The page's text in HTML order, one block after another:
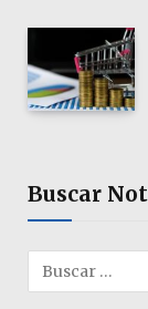
Buscar